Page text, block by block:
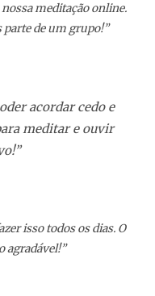
meditação online.
parte de um grupo!”
acordar cedo e
meditar e ouvir
isso todos os dias. O
agradável!”